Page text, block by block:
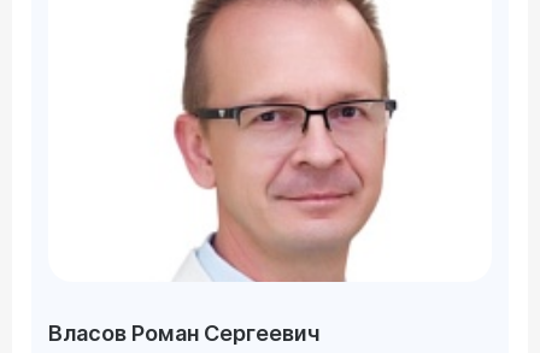
Власов Роман Сергеевич